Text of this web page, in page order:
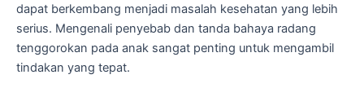
dapat berkembang menjadi masalah kesehatan yang lebih
serius. Mengenali penyebab dan tanda bahaya radang
tenggorokan pada anak sangat penting untuk mengambil
tindakan yang tepat.